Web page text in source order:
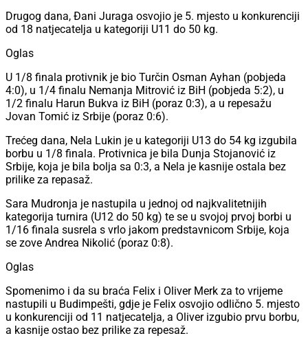
Drugog dana, Đani Juraga osvojio je 5. mjesto u konkurenciji
od 18 natjecatelja u kategoriji U11 do 50 kg.
Oglas
U 1/8 finala protivnik je bio Turčin Osman Ayhan (pobjeda
4:0), u 1/4 finalu Nemanja Mitrović iz BiH (pobjeda 5:2), u
1/2 finalu Harun Bukva iz BiH (poraz 0:3), a u repesažu
Jovan Tomić iz Srbije (poraz 0:6).
Trećeg dana, Nela Lukin je u kategoriji U13 do 54 kg izgubila
borbu u 1/8 finala. Protivnica je bila Dunja Stojanović iz
Srbije, koja je bila bolja sa 0:3, a Nela je kasnije ostala bez
prilike za repasaž.
Sara Mudronja je nastupila u jednoj od najkvalitetnijih
kategorija turnira (U12 do 50 kg) te se u svojoj prvoj borbi u
1/16 finala susrela s vrlo jakom predstavnicom Srbije, koja
se zove Andrea Nikolić (poraz 0:8).
Oglas
Spomenimo i da su braća Felix i Oliver Merk za to vrijeme
nastupili u Budimpešti, gdje je Felix osvojio odlično 5. mjesto
u konkurenciji od 11 natjecatelja, a Oliver izgubio prvu borbu,
a kasnije ostao bez prilike za repesaž.